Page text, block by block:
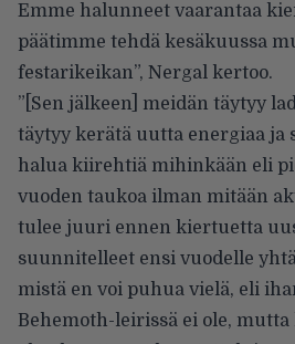
Emme halunneet vaarantaa
päätimme tehdä kesäkuussa
festarikeikan”, Nergal kertoo.
”[Sen jälkeen] meidän täytyy
täytyy kerätä uutta energiaa ja
halua kiirehtiä mihinkään eli
vuoden taukoa ilman mitään
tulee juuri ennen kiertuetta
suunnitelleet ensi vuodelle
mistä en voi puhua vielä, eli
Behemoth-leirissä ei ole,